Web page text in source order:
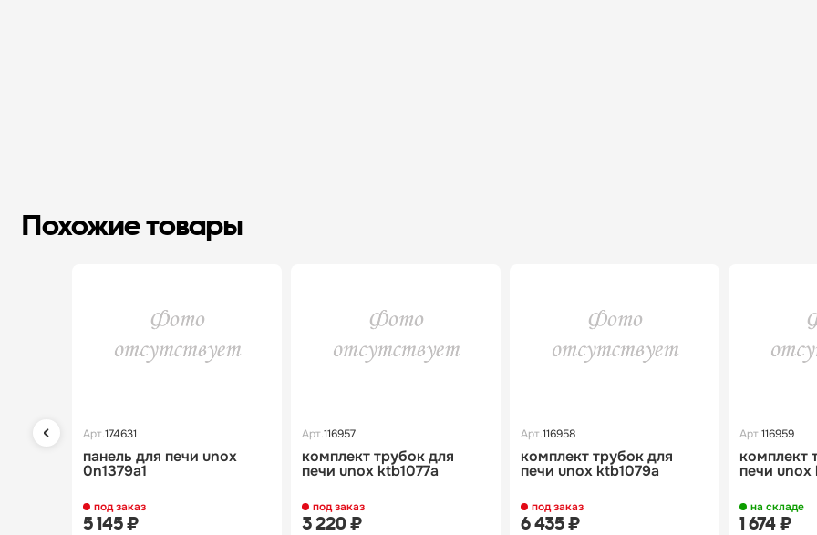
Похожие товары
Арт.174631
панель для печи unox
0n1379a1
под заказ
5 145 ₽
Арт.116957
комплект трубок для
печи unox ktb1077a
под заказ
3 220 ₽
Арт.116958
комплект трубок для
печи unox ktb1079a
под заказ
6 435 ₽
Арт.116959
комплект
печи unox
на складе
1 674 ₽